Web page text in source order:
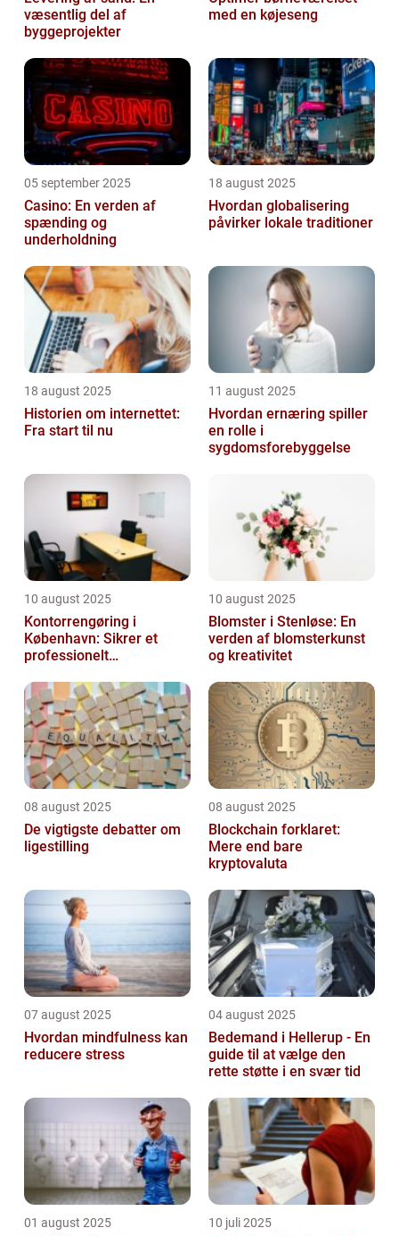
væsentlig del af
byggeprojekter
med en køjeseng
05 september 2025
Casino: En verden af
spænding og
underholdning
18 august 2025
Hvordan globalisering
påvirker lokale traditioner
18 august 2025
Historien om internettet:
Fra start til nu
11 august 2025
Hvordan ernæring spiller
en rolle i
sygdomsforebyggelse
10 august 2025
Kontorrengøring i
København: Sikrer et
professionelt
10 august 2025
Blomster i Stenløse: En
verden af blomsterkunst
og kreativitet
08 august 2025
De vigtigste debatter om
ligestilling
08 august 2025
Blockchain forklaret:
Mere end bare
kryptovaluta
07 august 2025
Hvordan mindfulness kan
reducere stress
04 august 2025
Bedemand i Hellerup - En
guide til at vælge den
rette støtte i en svær tid
01 august 2025 10 juli 2025